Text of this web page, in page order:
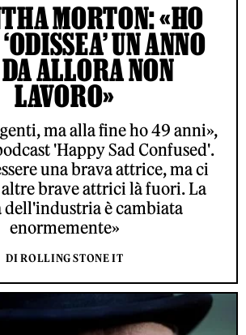
MORTON: «HO
UN ANNO
ALLORA NON
LAVORO»
ma alla fine ho 49 anni»,
'Happy Sad Confused'.
una brava attrice, ma ci
brave attrici là fuori. La
è cambiata
enormemente»
DI ROLLING STONE IT